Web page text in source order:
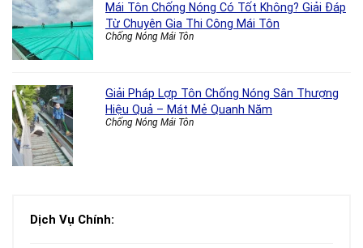
Mái Tôn Chống Nóng Có Tốt Không? Giải Đáp
Từ Chuyên Gia Thi Công Mái Tôn
Chống Nóng Mái Tôn
Giải Pháp Lợp Tôn Chống Nóng Sân Thượng
Hiệu Quả – Mát Mẻ Quanh Năm
Chống Nóng Mái Tôn
Dịch Vụ Chính: